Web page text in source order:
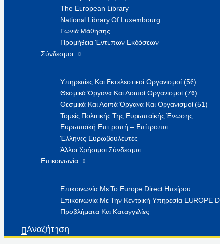
The European Library
National Library Of Luxembourg
Γωνιά Μάθησης
Προμήθεια Έντυπων Εκδόσεων
Σύνδεσμοι
Υπηρεσίες Και Εκτελεστικοί Οργανισμοί (56)
Θεσμικά Όργανα Και Λοιποί Οργανισμοί (76)
Θεσμικά Και Λοιπά Όργανα Και Οργανισμοί (51)
Τομείς Πολιτικής Της Ευρωπαϊκής Ένωσης
Ευρωπαϊκή Επιτροπή – Επίτροποι
Έλληνες Ευρωβουλευτές
Άλλοι Χρήσιμοι Σύνδεσμοι
Επικοινωνία
Επικοινωνία Με Το Europe Direct Ηπείρου
Επικοινωνία Με Την Κεντρική Υπηρεσία EUROPE
Προβλήματα Και Καταγγελίες
Αναζήτηση